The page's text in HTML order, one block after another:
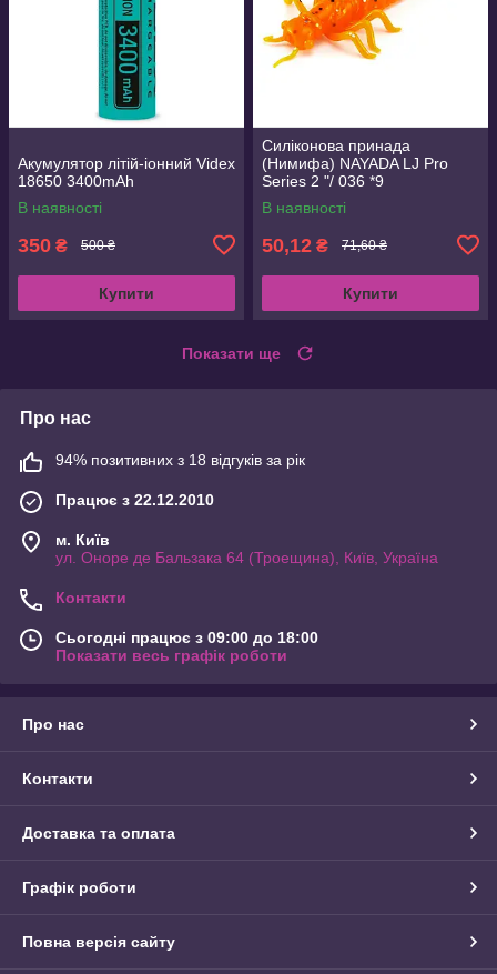
Акумулятор літій-іонний Videx
18650 3400mAh
В наявності
350 ₴ 500 ₴
Купити
Силіконова принада
(Нимифа) NAYADA LJ Pro
Series 2 "/ 036 *9
В наявності
50,12 ₴ 71,60 ₴
Купити
Показати ще
Про нас
94% позитивних з 18 відгуків за рік
Працює з 22.12.2010
м. Київ
ул. Оноре де Бальзака 64 (Троещина), Київ, Україна
Контакти
Сьогодні працює з 09:00 до 18:00
Показати весь графік роботи
Про нас
Контакти
Доставка та оплата
Графік роботи
Повна версія сайту